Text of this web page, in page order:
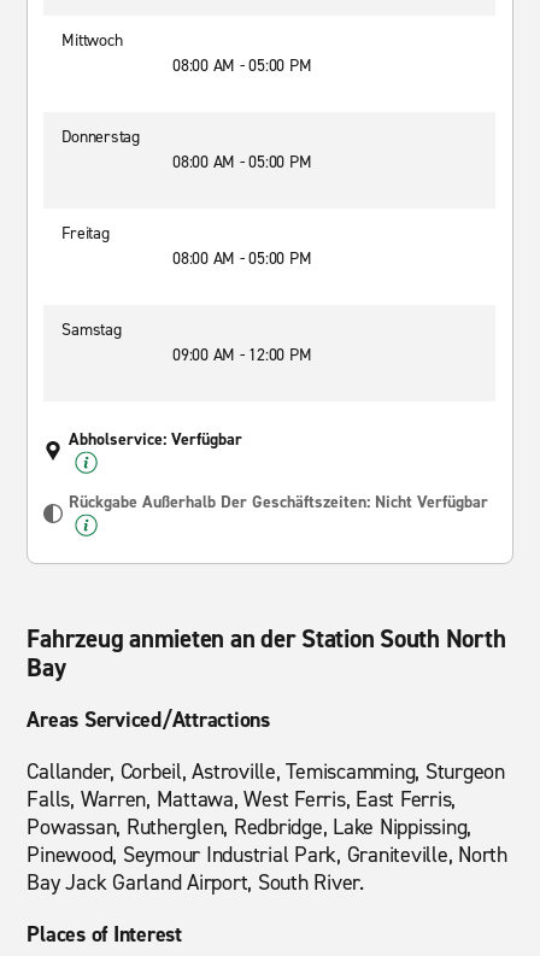
Mittwoch
08:00 AM - 05:00 PM
Donnerstag
08:00 AM - 05:00 PM
Freitag
08:00 AM - 05:00 PM
Samstag
09:00 AM - 12:00 PM
Abholservice: Verfügbar
Rückgabe Außerhalb Der Geschäftszeiten: Nicht Verfügbar
Fahrzeug anmieten an der Station South North
Bay
Areas Serviced/Attractions
Callander, Corbeil, Astroville, Temiscamming, Sturgeon
Falls, Warren, Mattawa, West Ferris, East Ferris,
Powassan, Rutherglen, Redbridge, Lake Nippissing,
Pinewood, Seymour Industrial Park, Graniteville, North
Bay Jack Garland Airport, South River.
Places of Interest